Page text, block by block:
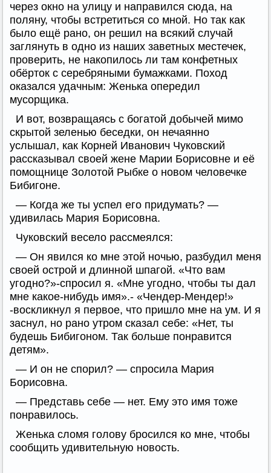
через окно на улицу и направился сюда, на
поляну, чтобы встретиться со мной. Но так как
было ещё рано, он решил на всякий случай
заглянуть в одно из наших заветных местечек,
проверить, не накопилось ли там конфетных
обёрток с серебряными бумажками. Поход
оказался удачным: Женька опередил
мусорщика.
И вот, возвращаясь с богатой добычей мимо
скрытой зеленью беседки, он нечаянно
услышал, как Корней Иванович Чуковский
рассказывал своей жене Марии Борисовне и её
помощнице Золотой Рыбке о новом человечке
Бибигоне.
— Когда же ты успел его придумать? —
удивилась Мария Борисовна.
Чуковский весело рассмеялся:
— Он явился ко мне этой ночью, разбудил меня
своей острой и длинной шпагой. «Что вам
угодно?»-спросил я. «Мне угодно, чтобы ты дал
мне какое-нибудь имя».- «Чендер-Мендер!»
-воскликнул я первое, что пришло мне на ум. И я
заснул, но рано утром сказал себе: «Нет, ты
будешь Бибигоном. Так больше понравится
детям».
— И он не спорил? — спросила Мария
Борисовна.
— Представь себе — нет. Ему это имя тоже
понравилось.
Женька сломя голову бросился ко мне, чтобы
сообщить удивительную новость.